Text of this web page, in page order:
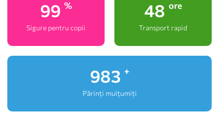
100 %
Sigure pentru copii
48 ore
Transport rapid
1,000
Părinți mulțumiți